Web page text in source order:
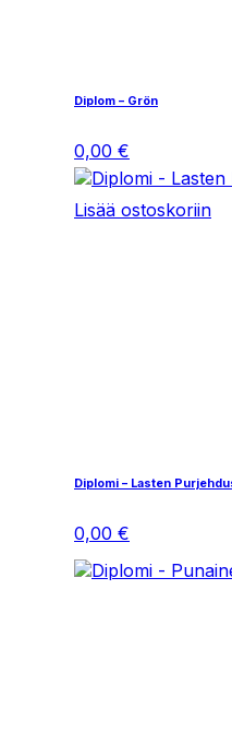
Diplom – Grön
0,00 €
Lisää ostoskoriin
Diplomi – Lasten
0,00 €